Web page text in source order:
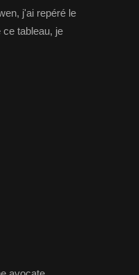
j'ai repéré le
ce tableau, je